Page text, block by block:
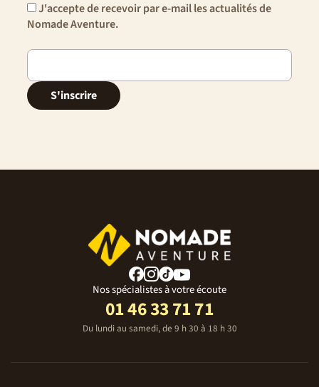
J'accepte de recevoir par e-mail les actualités de
Nomade Aventure.
S'inscrire
Nos spécialistes à votre écoute
01 46 33 71 71
Du lundi au samedi, de 9 h 30 à 18 h 30